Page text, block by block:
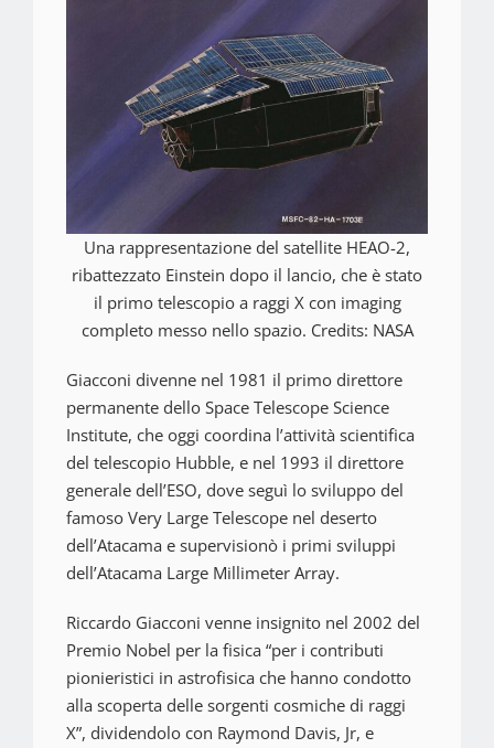
Una rappresentazione del satellite HEAO-2,
ribattezzato Einstein dopo il lancio, che è stato
il primo telescopio a raggi X con imaging
completo messo nello spazio. Credits: NASA
Giacconi divenne nel 1981 il primo direttore
permanente dello Space Telescope Science
Institute, che oggi coordina l’attività scientifica
del telescopio Hubble, e nel 1993 il direttore
generale dell’ESO, dove seguì lo sviluppo del
famoso Very Large Telescope nel deserto
dell’Atacama e supervisionò i primi sviluppi
dell’Atacama Large Millimeter Array.
Riccardo Giacconi venne insignito nel 2002 del
Premio Nobel per la fisica “per i contributi
pionieristici in astrofisica che hanno condotto
alla scoperta delle sorgenti cosmiche di raggi
X”, dividendolo con Raymond Davis, Jr, e